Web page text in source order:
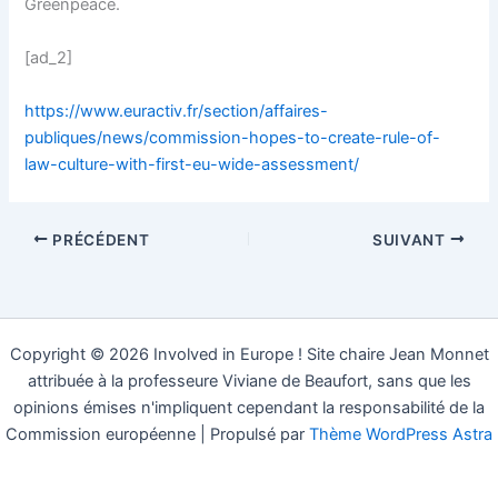
Greenpeace.
[ad_2]
https://www.euractiv.fr/section/affaires-
publiques/news/commission-hopes-to-create-rule-of-
law-culture-with-first-eu-wide-assessment/
PRÉCÉDENT SUIVANT
Copyright © 2026 Involved in Europe ! Site chaire Jean Monnet
attribuée à la professeure Viviane de Beaufort, sans que les
opinions émises n'impliquent cependant la responsabilité de la
Commission européenne | Propulsé par Thème WordPress Astra